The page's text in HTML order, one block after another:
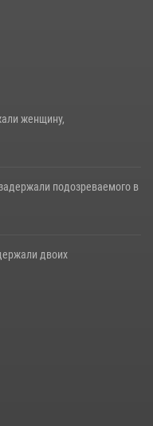
женщину,
подозреваемого в
двоих